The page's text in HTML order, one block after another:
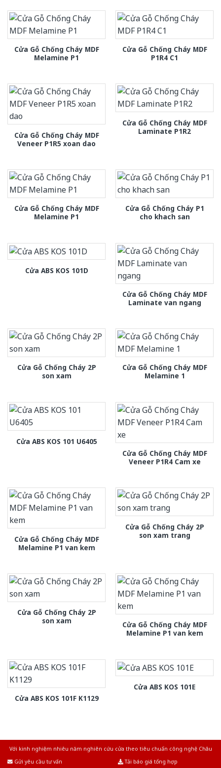
Cửa Gỗ Chống Cháy MDF
Melamine P1
Cửa Gỗ Chống Cháy MDF
P1R4 C1
Cửa Gỗ Chống Cháy MDF
Veneer P1R5 xoan dao
Cửa Gỗ Chống Cháy MDF
Laminate P1R2
Cửa Gỗ Chống Cháy MDF
Melamine P1
Cửa Gỗ Chống Cháy P1
cho khach san
Cửa ABS KOS 101D
Cửa Gỗ Chống Cháy MDF
Laminate van ngang
Cửa Gỗ Chống Cháy 2P
son xam
Cửa Gỗ Chống Cháy MDF
Melamine 1
Cửa ABS KOS 101 U6405
Cửa Gỗ Chống Cháy MDF
Veneer P1R4 Cam xe
Cửa Gỗ Chống Cháy MDF
Melamine P1 van kem
Cửa Gỗ Chống Cháy 2P
son xam trang
Cửa Gỗ Chống Cháy 2P
son xam
Cửa Gỗ Chống Cháy MDF
Melamine P1 van kem
Cửa ABS KOS 101F K1129
Cửa ABS KOS 101E
Với kinh nghiệm nhiêu năm nghiên cứu cửa theo tiêu chuẩn công nghệ Châu
Gửi yêu cầu tư vấn
Tải báo giá tổng hợp